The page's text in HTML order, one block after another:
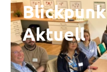
Aktuell